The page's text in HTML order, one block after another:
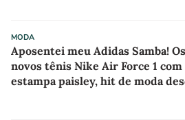
MODA
Aposentei meu Adidas Samba! Os
novos tênis Nike Air Force 1 com
estampa paisley, hit de moda